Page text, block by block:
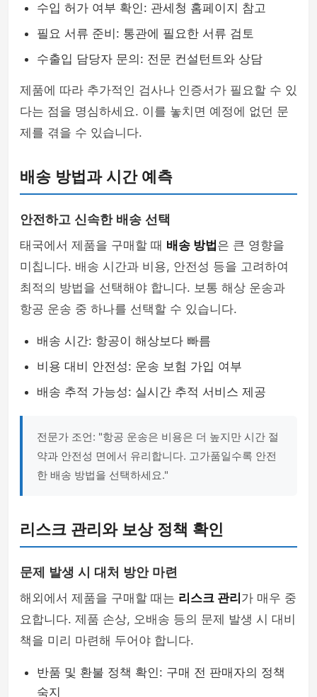
수입 허가 여부 확인: 관세청 홈페이지 참고
필요 서류 준비: 통관에 필요한 서류 검토
수출입 담당자 문의: 전문 컨설턴트와 상담
제품에 따라 추가적인 검사나 인증서가 필요할 수 있
다는 점을 명심하세요. 이를 놓치면 예정에 없던 문
제를 겪을 수 있습니다.
배송 방법과 시간 예측
안전하고 신속한 배송 선택
태국에서 제품을 구매할 때 배송 방법 은 큰 영향을
미칩니다. 배송 시간과 비용, 안전성 등을 고려하여
최적의 방법을 선택해야 합니다. 보통 해상 운송과
항공 운송 중 하나를 선택할 수 있습니다.
배송 시간: 항공이 해상보다 빠름
비용 대비 안전성: 운송 보험 가입 여부
배송 추적 가능성: 실시간 추적 서비스 제공
전문가 조언: "항공 운송은 비용은 더 높지만 시간 절
약과 안전성 면에서 유리합니다. 고가품일수록 안전
한 배송 방법을 선택하세요."
리스크 관리와 보상 정책 확인
문제 발생 시 대처 방안 마련
해외에서 제품을 구매할 때는 리스크 관리 가 매우 중
요합니다. 제품 손상, 오배송 등의 문제 발생 시 대비
책을 미리 마련해 두어야 합니다.
반품 및 환불 정책 확인: 구매 전 판매자의 정책
숙지